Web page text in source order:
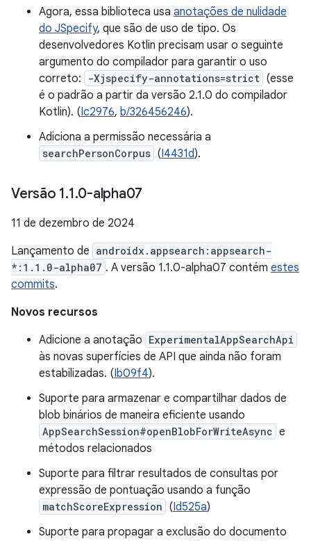
Agora, essa biblioteca usa anotações de nulidade
do JSpecify, que são de uso de tipo. Os
desenvolvedores Kotlin precisam usar o seguinte
argumento do compilador para garantir o uso
correto:
-Xjspecify-annotations=strict (esse
é o padrão a partir da versão 2.1.0 do compilador
Kotlin). (Ic2976, b/326456246).
Adiciona a permissão necessária a
searchPersonCorpus (I4431d).
Versão 1.1.0-alpha07
11 de dezembro de 2024
Lançamento de androidx.appsearch:appsearch-
*:1.1.0-alpha07 . A versão 1.1.0-alpha07 contém estes
commits.
Novos recursos
Adicione a anotação ExperimentalAppSearchApi
às novas superfícies de API que ainda não foram
estabilizadas. (Ib09f4).
Suporte para armazenar e compartilhar dados de
blob binários de maneira eficiente usando
AppSearchSession#openBlobForWriteAsync e
métodos relacionados
Suporte para filtrar resultados de consultas por
expressão de pontuação usando a função
matchScoreExpression (Id525a)
Suporte para propagar a exclusão do documento